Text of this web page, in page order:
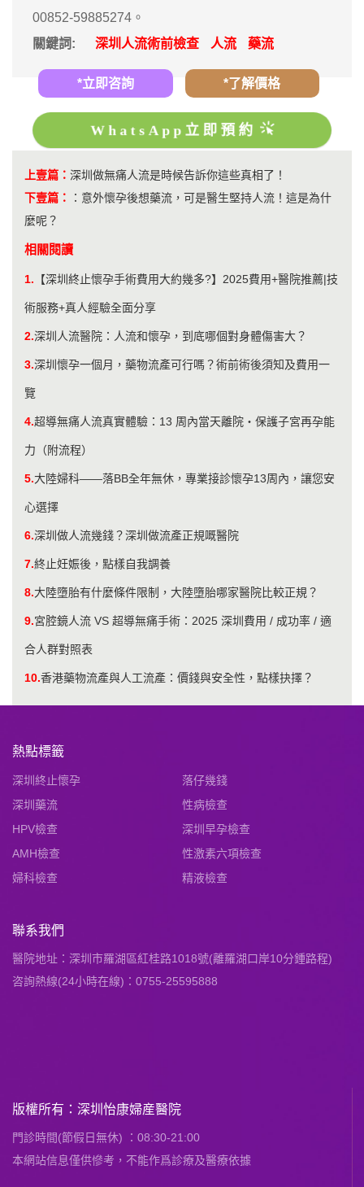
00852-59885274。
關鍵詞:
深圳人流術前檢查 人流 藥流
*立即咨詢 *了解價格
WhatsApp立即預約
上壹篇： 深圳做無痛人流是時候告訴你這些真相了！
下壹篇：
： 意外懷孕後想藥流，可是醫生堅持人流！這是為什
麼呢？
相關閱讀
1. 【深圳終止懷孕手術費用大約幾多?】2025費用+醫院推薦|技
術服務+真人經驗全面分享
2.​深圳人流醫院：人流和懷孕，到底哪個對身體傷害大？
3.深圳懷孕一個月，藥物流產可行嗎？術前術後須知及費用一
覽
4.超導無痛人流真實體驗：13 周內當天離院・保護子宮再孕能
力（附流程）
5.大陸婦科——落BB全年無休，專業接診懷孕13周內，讓您安
心選擇
6.深圳做人流幾錢？深圳做流產正規嘅醫院
7.終止妊娠後，點樣自我調養
8.大陸墮胎有什麼條件限制，大陸墮胎哪家醫院比較正規？
9.​宮腔鏡人流 VS 超導無痛手術：2025 深圳費用 / 成功率 / 適
合人群對照表
10.香港藥物流產與人工流產：價錢與安全性，點樣抉擇？
熱點標籤
深圳終止懷孕
落仔幾錢
深圳藥流
性病檢查
HPV檢查
深圳早孕檢查
AMH檢查
性激素六項檢查
婦科檢查
精液檢查
聯系我們
醫院地址：深圳市羅湖區紅桂路1018號(離羅湖口岸10分鍾路程)
咨詢熱線(24小時在線)：0755-25595888
版權所有：深圳怡康婦産醫院
門診時間(節假日無休) ：08:30-21:00
本網站信息僅供慘考，不能作爲診療及醫療依據